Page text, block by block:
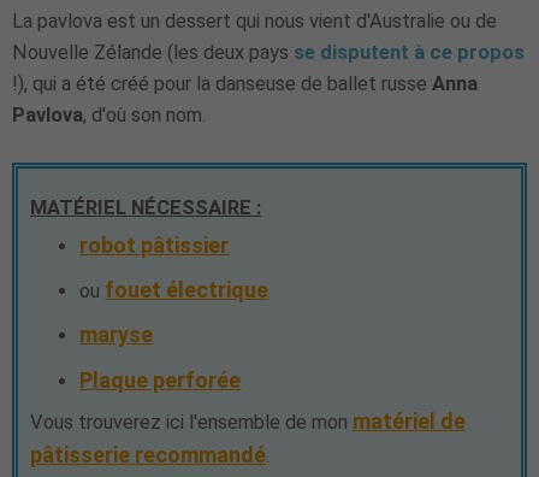
La pavlova est un dessert qui nous vient d'Australie ou de
Nouvelle Zélande (les deux pays se disputent à ce propos
!), qui a été créé pour la danseuse de ballet russe Anna
Pavlova, d'où son nom.
MATÉRIEL NÉCESSAIRE :
robot pâtissier
ou fouet électrique
maryse
Plaque perforée
Vous trouverez ici l'ensemble de mon matériel de
pâtisserie recommandé.